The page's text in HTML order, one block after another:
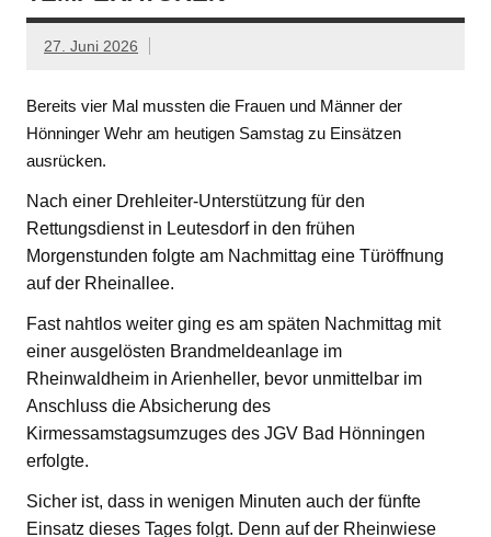
27. Juni 2026
Bereits vier Mal mussten die Frauen und Männer der
Hönninger Wehr am heutigen Samstag zu Einsätzen
ausrücken.
Nach einer Drehleiter-Unterstützung für den
Rettungsdienst in Leutesdorf in den frühen
Morgenstunden folgte am Nachmittag eine Türöffnung
auf der Rheinallee.
Fast nahtlos weiter ging es am späten Nachmittag mit
einer ausgelösten Brandmeldeanlage im
Rheinwaldheim in Arienheller, bevor unmittelbar im
Anschluss die Absicherung des
Kirmessamstagsumzuges des JGV Bad Hönningen
erfolgte.
Sicher ist, dass in wenigen Minuten auch der fünfte
Einsatz dieses Tages folgt. Denn auf der Rheinwiese